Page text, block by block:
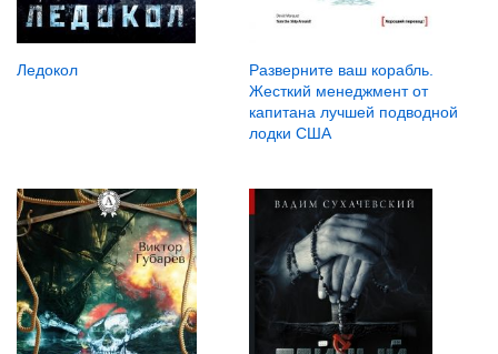
Ледокол
Разверните ваш корабль.
Жесткий менеджмент от
капитана лучшей подводной
лодки США